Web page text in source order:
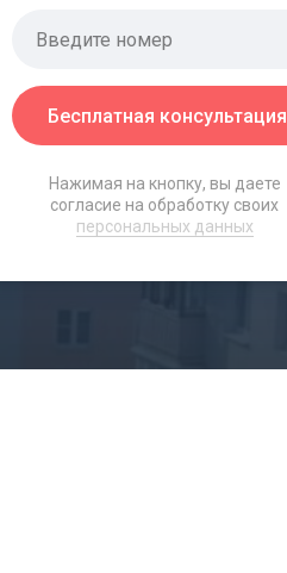
Бесплатная консультация
Нажимая на кнопку, вы даете
согласие на обработку своих
персональных данных